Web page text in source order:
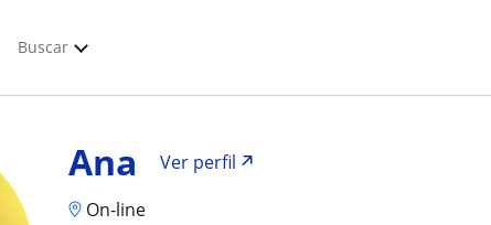
Buscar
Ana
Ver perfil
On-line